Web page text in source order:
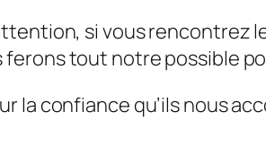
si vous rencontrez
ferons tout notre possible
la confiance qu’ils nous